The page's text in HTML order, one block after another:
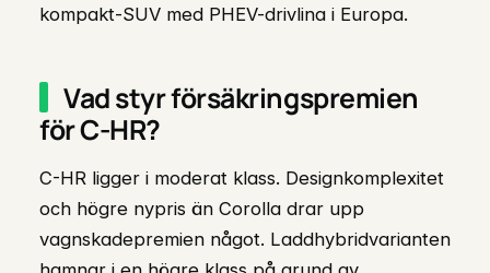
kompakt-SUV med PHEV-drivlina i Europa.
Vad styr försäkringspremien
för C-HR?
C-HR ligger i moderat klass. Designkomplexitet
och högre nypris än Corolla drar upp
vagnskadepremien något. Laddhybridvarianten